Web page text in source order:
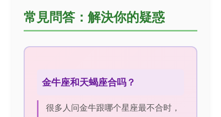
常見問答：解決你的疑惑
金牛座和天蝎座合吗？
很多人问金牛跟哪个星座最不合时，